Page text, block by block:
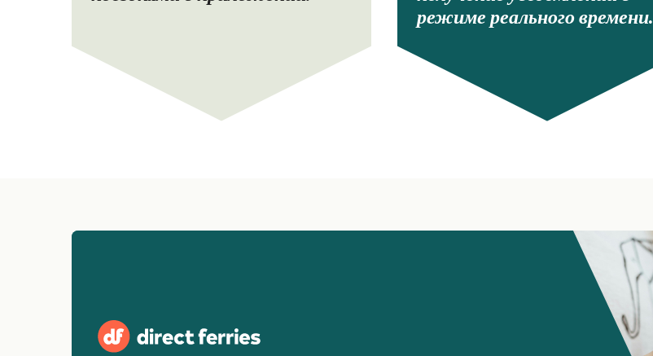
режиме реального времени.